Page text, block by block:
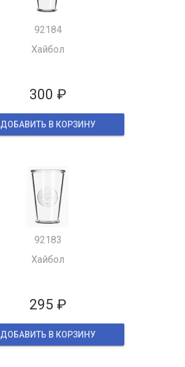
92184
Хайбол
300 ₽
ДОБАВИТЬ В КОРЗИНУ
92183
Хайбол
295 ₽
ДОБАВИТЬ В КОРЗИНУ